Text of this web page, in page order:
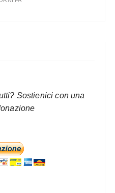
Sostienici con una